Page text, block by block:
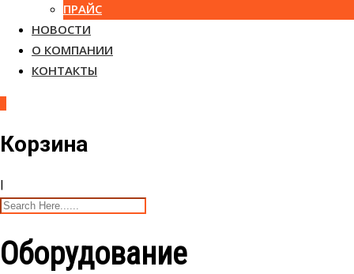
ПРАЙС
НОВОСТИ
О КОМПАНИИ
КОНТАКТЫ
Корзина
Оборудование